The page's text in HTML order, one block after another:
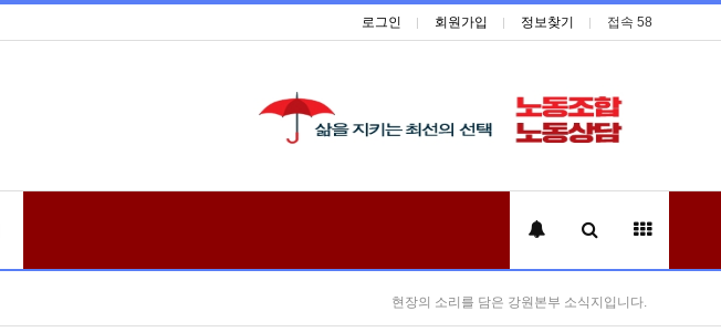
로그인 회원가입 정보찾기 접속 58
현장의 소리를 담은 강원본부 소식지입니다.